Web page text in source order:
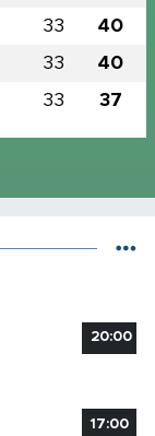
33 40
33 40
33 37
20:00
17:00